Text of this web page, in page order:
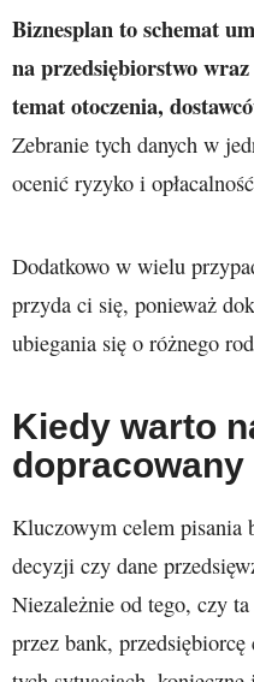
Biznesplan to schemat
na przedsiębiorstwo
temat otoczenia,
Zebranie tych danych w
ocenić ryzyko i
Dodatkowo w wielu
przyda ci się, ponieważ
ubiegania się o różnego
Kiedy warto
Kluczowym celem pisania
decyzji czy dane
Niezależnie od tego, czy
przez bank,